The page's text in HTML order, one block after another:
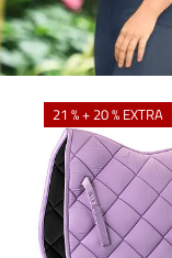
21 % + 20 % EXTRA